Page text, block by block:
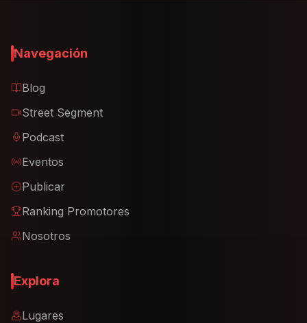
Navegación
Blog
Street Segment
Podcast
Eventos
Publicar
Ranking Promotores
Nosotros
Explora
Lugares